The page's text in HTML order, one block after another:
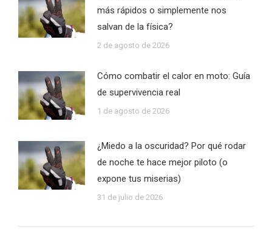
más rápidos o simplemente nos
salvan de la física?
2 de agosto de 2026
Cómo combatir el calor en moto: Guía
de supervivencia real
1 de agosto de 2026
¿Miedo a la oscuridad? Por qué rodar
de noche te hace mejor piloto (o
expone tus miserias)
31 de julio de 2026